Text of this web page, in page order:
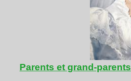
Parents et grand-parents